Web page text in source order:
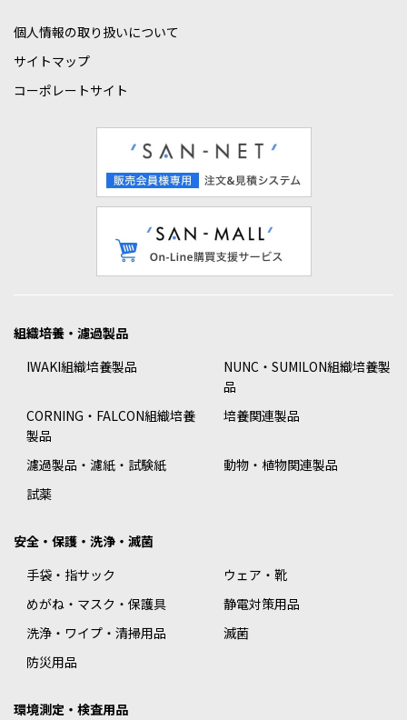
個人情報の取り扱いについて
サイトマップ
コーポレートサイト
組織培養・濾過製品
IWAKI組織培養製品
NUNC・SUMILON組織培養製
品
CORNING・FALCON組織培養
製品
培養関連製品
濾過製品・濾紙・試験紙
動物・植物関連製品
試薬
安全・保護・洗浄・滅菌
手袋・指サック
ウェア・靴
めがね・マスク・保護具
静電対策用品
洗浄・ワイプ・清掃用品
滅菌
防災用品
環境測定・検査用品